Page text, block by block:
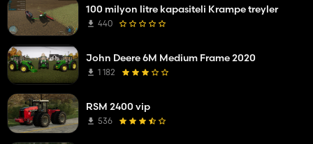
100 milyon litre kapasiteli Krampe treyler
440
John Deere 6M Medium Frame 2020
1 182
RSM 2400 vip
536